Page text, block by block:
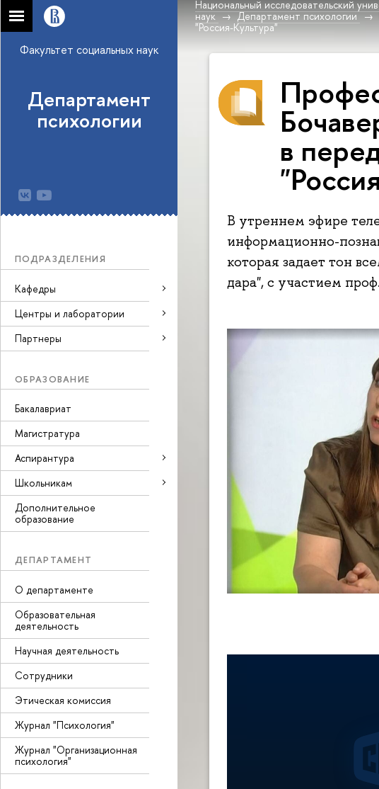
Национальный исследовательский
наук
Департамент психологии
"Россия-Культура"
Факультет социальных наук
Департамент
психологии
ПОДРАЗДЕЛЕНИЯ
Кафедры
Центры и лаборатории
Партнеры
ОБРАЗОВАНИЕ
Бакалавриат
Магистратура
Аспирантура
Школьникам
Дополнительное
образование
ДЕПАРТАМЕНТ
О департаменте
Образовательная
деятельность
Научная деятельность
Сотрудники
Этическая комиссия
Журнал "Психология"
Журнал "Организационная
психология"
в
В утреннем эфире
информационно-
которая задает тон
дара", с участием